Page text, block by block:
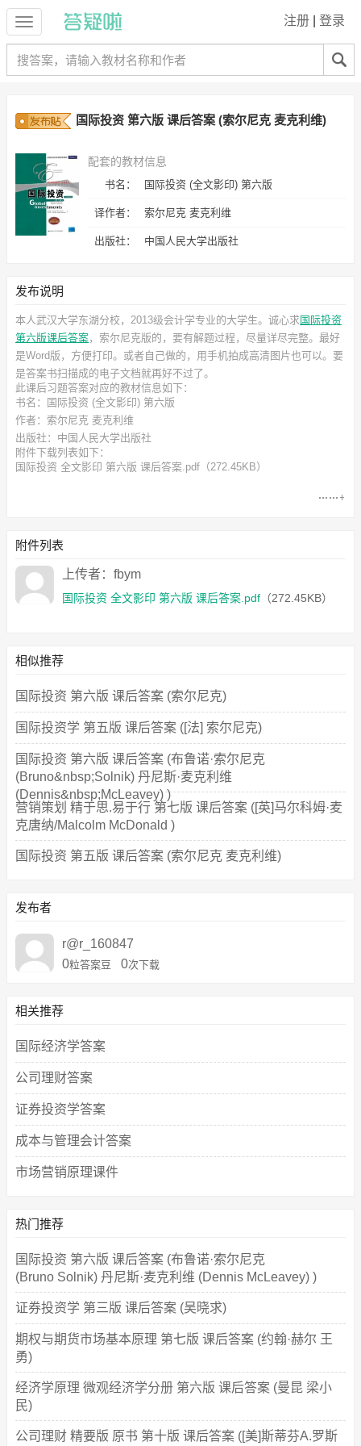
注册 登录
国际投资 第六版 课后答案 (索尔尼克 麦克利维)
配套的教材信息
书名： 国际投资 (全文影印) 第六版
译作者： 索尔尼克 麦克利维
出版社： 中国人民大学出版社
发布说明
本人武汉大学东湖分校，2013级会计学专业的大学生。诚心求 国际投资
第六版课后答案，索尔尼克版的，要有解题过程，尽量详尽完整。最好
是Word版，方便打印。或者自己做的，用手机拍成高清图片也可以。要
是答案书扫描成的电子文档就再好不过了。
此课后习题答案对应的教材信息如下：
书名：国际投资 (全文影印) 第六版
作者：索尔尼克 麦克利维
出版社：中国人民大学出版社
附件下载列表如下：
国际投资 全文影印 第六版 课后答案.pdf （272.45KB）
附件列表
上传者：fbym
国际投资 全文影印 第六版 课后答案.pdf （272.45KB）
相似推荐
国际投资 第六版 课后答案 (索尔尼克)
国际投资学 第五版 课后答案 ([法] 索尔尼克)
国际投资 第六版 课后答案 (布鲁诺·索尔尼克
(Bruno&nbsp;Solnik) 丹尼斯·麦克利维
(Dennis&nbsp;McLeavey) )
营销策划 精于思.易于行 第七版 课后答案 ([英]马尔科姆·麦
克唐纳/Malcolm McDonald )
国际投资 第五版 课后答案 (索尔尼克 麦克利维)
发布者
r@r_160847
0粒答案豆 0次下载
相关推荐
国际经济学答案
公司理财答案
证券投资学答案
成本与管理会计答案
市场营销原理课件
热门推荐
国际投资 第六版 课后答案 (布鲁诺·索尔尼克
(Bruno Solnik) 丹尼斯·麦克利维 (Dennis McLeavey) )
证券投资学 第三版 课后答案 (吴晓求)
期权与期货市场基本原理 第七版 课后答案 (约翰·赫尔 王
勇)
经济学原理 微观经济学分册 第六版 课后答案 (曼昆 梁小
民)
公司理财 精要版 原书 第十版 课后答案 ([美]斯蒂芬A.罗斯